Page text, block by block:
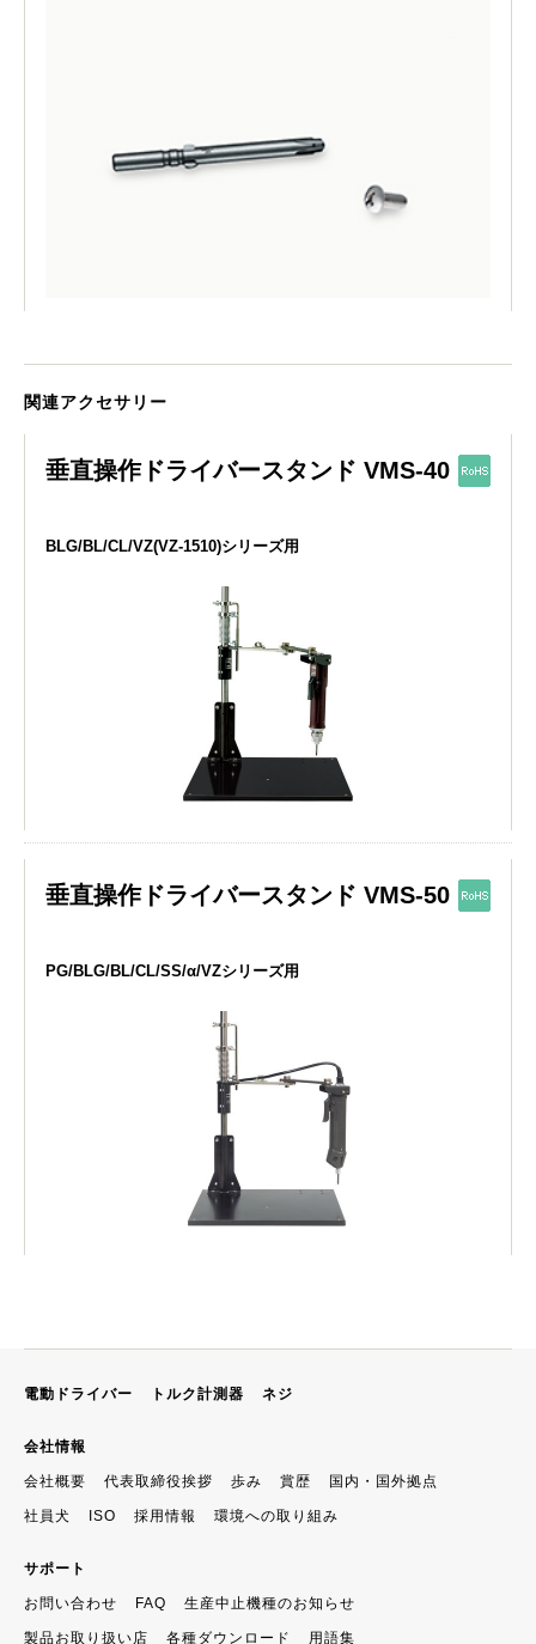
関連アクセサリー
垂直操作ドライバースタンド VMS-40
BLG/BL/CL/VZ(VZ-1510)シリーズ用
垂直操作ドライバースタンド VMS-50
PG/BLG/BL/CL/SS/α/VZシリーズ用
電動ドライバー トルク計測器 ネジ
会社情報
会社概要 代表取締役挨拶 歩み 賞歴 国内・国外拠点
社員犬 ISO 採用情報 環境への取り組み
サポート
お問い合わせ FAQ 生産中止機種のお知らせ
製品お取り扱い店 各種ダウンロード 用語集